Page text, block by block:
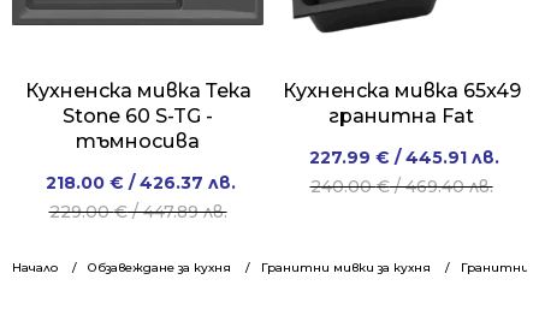
Начало Обзавеждане за кухня Гранитни мивки за кухня Гранитни
Кухненска мивка Тека
Stone 60 S-TG -
тъмносива
229.00€/ 447.89 лв.
Original
price
229.00 €
218.00 € / 426.37 лв.
Current
price
218.00 €
Кухненска мивка 65x49
гранитна Fat
240.00€/ 469.40 лв.
Original
price
/
227.99 € / 445.91 лв.
Current
price
/